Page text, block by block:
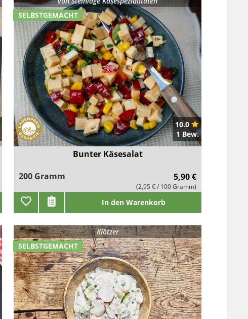
SELBSTGEMACHT
10.0
1 Bew.
Bunter Käsesalat
200 Gramm
5,90 €
(2,95 € / 100 Gramm)
In den Warenkorb
SELBSTGEMACHT
Klötzer